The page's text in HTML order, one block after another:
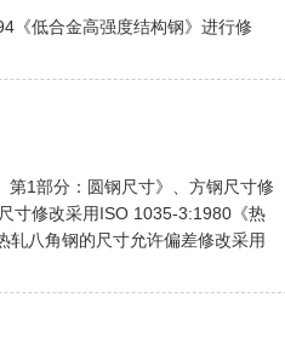
《低合金高强度结构钢》进行修
1部分：圆钢尺寸》、方钢尺寸修
寸修改采用ISO 1035-3:1980《热
八角钢的尺寸允许偏差修改采用